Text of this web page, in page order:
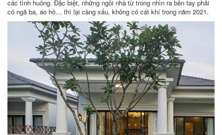
các tình huống. Đặc biệt, những ngôi nhà từ trong nhìn ra bên tay phải
có ngã ba, ao hồ… thì lại càng xấu, không có cát khí trong năm 2021.